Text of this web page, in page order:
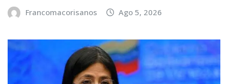
Francomacorisanos Ago 5, 2026